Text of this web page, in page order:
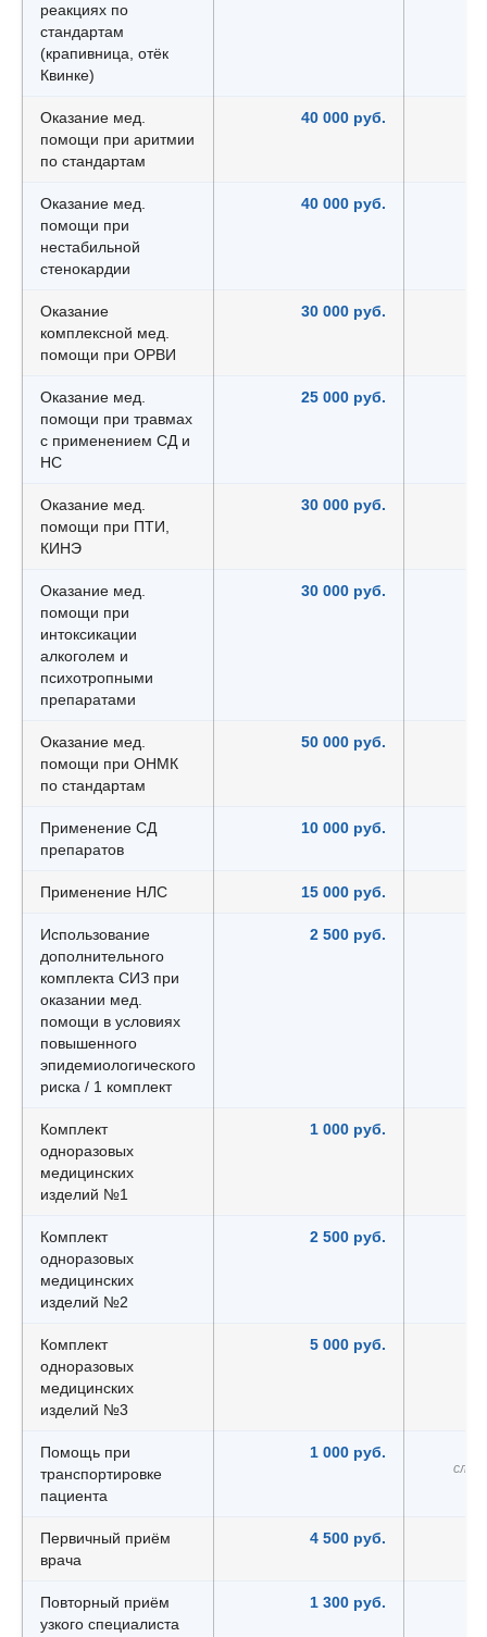
реакциях по
стандартам
(крапивница, отёк
Квинке)
Оказание мед.
помощи при аритмии
по стандартам
40 000 руб.
Оказание мед.
помощи при
нестабильной
стенокардии
40 000 руб.
Оказание
комплексной мед.
помощи при ОРВИ
30 000 руб.
Оказание мед.
помощи при травмах
с применением СД и
НС
25 000 руб.
Оказание мед.
помощи при ПТИ,
КИНЭ
30 000 руб.
Оказание мед.
помощи при
интоксикации
алкоголем и
психотропными
препаратами
30 000 руб.
Оказание мед.
помощи при ОНМК
по стандартам
50 000 руб.
Применение СД
препаратов
10 000 руб.
Применение НЛС 15 000 руб.
Использование
дополнительного
комплекта СИЗ при
оказании мед.
помощи в условиях
повышенного
эпидемиологического
риска / 1 комплект
2 500 руб.
Комплект
одноразовых
медицинских
изделий №1
1 000 руб.
Комплект
одноразовых
медицинских
изделий №2
2 500 руб.
Комплект
одноразовых
медицинских
изделий №3
5 000 руб.
Помощь при
транспортировке
пациента
1 000 руб.
Первичный приём
врача
4 500 руб.
Повторный приём
узкого специалиста
1 300 руб.